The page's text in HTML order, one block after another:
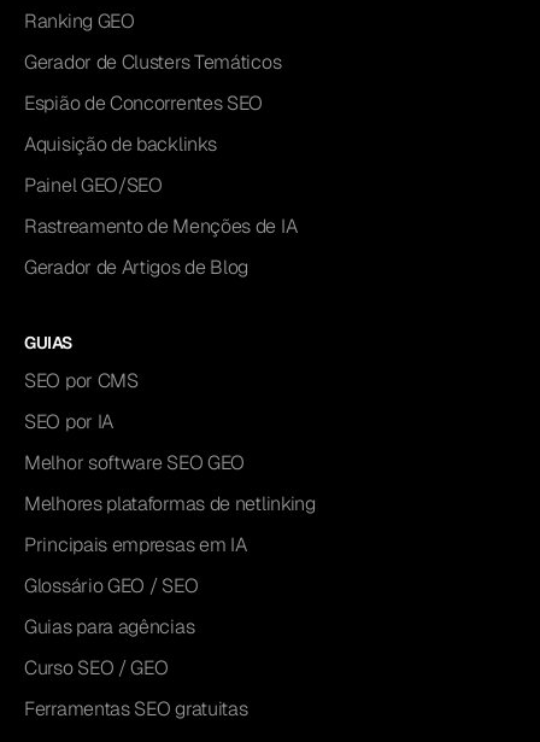
Ranking GEO
Gerador de Clusters Temáticos
Espião de Concorrentes SEO
Aquisição de backlinks
Painel GEO/SEO
Rastreamento de Menções de IA
Gerador de Artigos de Blog
GUIAS
SEO por CMS
SEO por IA
Melhor software SEO GEO
Melhores plataformas de netlinking
Principais empresas em IA
Glossário GEO / SEO
Guias para agências
Curso SEO / GEO
Ferramentas SEO gratuitas